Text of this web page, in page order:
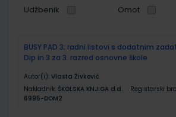
Udžbenik Omot
BUSY PAD 3; radni listovi s dodatnim
Dip in 3 za 3. razred osnovne škole
Autor(i): Vlasta Živković
Nakladnik: ŠKOLSKA KNJIGA d.d.
Registarski
6995-DOM2